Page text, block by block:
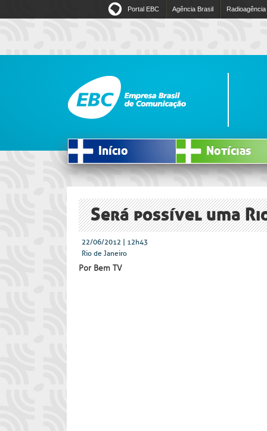
Portal EBC Agência Brasil
Início Notícias
Será possível uma
22/06/2012 | 12h43
Rio de Janeiro
Por Bem TV